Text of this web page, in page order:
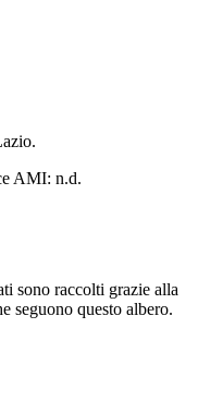
AMI: n.d.
sono raccolti grazie alla
seguono questo albero.